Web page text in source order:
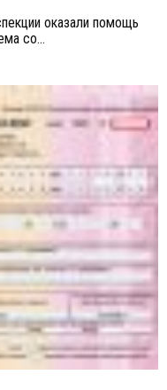
оказали помощь
со...